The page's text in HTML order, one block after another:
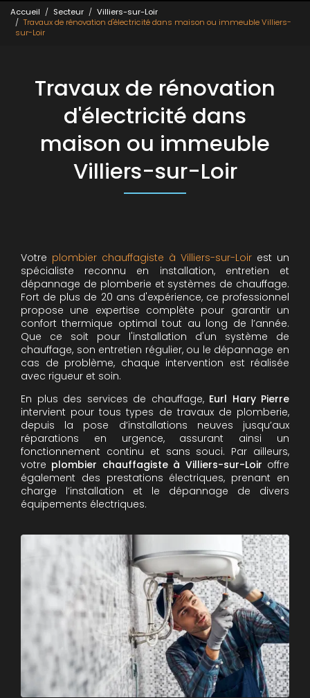
Accueil Secteur
Villiers-sur-Loir
Travaux de rénovation d'électricité dans maison ou immeuble Villiers-
sur-Loir
Travaux de rénovation
d'électricité dans
maison ou immeuble
Villiers-sur-Loir
Votre plombier chauffagiste à Villiers-sur-Loir est un
spécialiste reconnu en installation, entretien et
dépannage de plomberie et systèmes de chauffage.
Fort de plus de 20 ans d'expérience, ce professionnel
propose une expertise complète pour garantir un
confort thermique optimal tout au long de l’année.
Que ce soit pour l'installation d'un système de
chauffage, son entretien régulier, ou le dépannage en
cas de problème, chaque intervention est réalisée
avec rigueur et soin.
En plus des services de chauffage,Eurl Hary Pierre
intervient pour tous types de travaux de plomberie,
depuis la pose d’installations neuves jusqu’aux
réparations en urgence, assurant ainsi un
fonctionnement continu et sans souci. Par ailleurs,
votre plombier chauffagiste à Villiers-sur-Loir offre
également des prestations électriques, prenant en
charge l’installation et le dépannage de divers
équipements électriques.